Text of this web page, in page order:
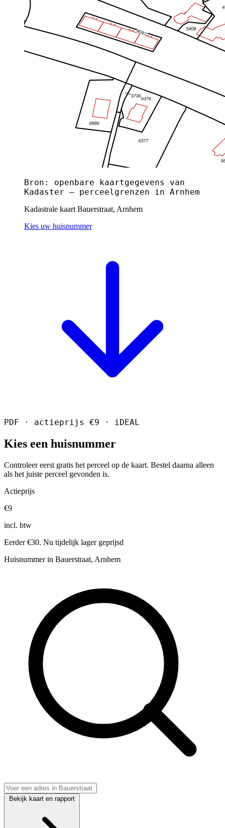
Bron: openbare kaartgegevens van
Kadaster — perceelgrenzen in Arnhem
Kadastrale kaart Bauerstraat, Arnhem
Kies uw huisnummer
PDF · actieprijs €9 · iDEAL
Kies een huisnummer
Controleer eerst gratis het perceel op de kaart. Bestel daarna alleen
als het juiste perceel gevonden is.
Actieprijs
€9
incl. btw
Eerder €30. Nu tijdelijk lager geprijsd
Huisnummer in Bauerstraat, Arnhem
Bekijk kaart en rapport